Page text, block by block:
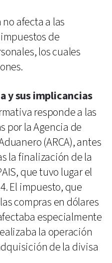
afecta a las
de
los cuales
y sus implicancias
responde a las
por la Agencia de
(ARCA), antes
la finalización de la
que tuvo lugar el
El impuesto, que
compras en dólares
especialmente
la operación
de la divisa